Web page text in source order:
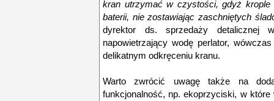
kran utrzymać w czystości, gdyż krople
baterii, nie zostawiając zaschniętych
dyrektor ds. sprzedaży detalicznej
napowietrzający wodę perlator,
delikatnym odkręceniu kranu.
Warto zwrócić uwagę także na
funkcjonalność, np. ekoprzyciski, w